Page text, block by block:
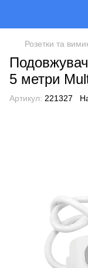
Розетки та
5 метри
Артикул: 221327